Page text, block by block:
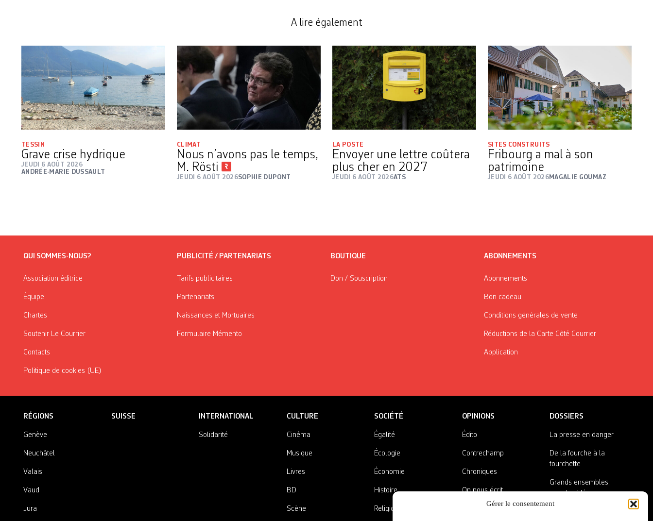
Gérer le consentement
A lire également
TESSIN
Grave crise hydrique
JEUDI 6 AOÛT 2026
ANDRÉE-MARIE DUSSAULT
CLIMAT
Nous n’avons pas le temps,
M. Rösti
JEUDI 6 AOÛT 2026SOPHIE DUPONT
LA POSTE
Envoyer une lettre coûtera
plus cher en 2027
JEUDI 6 AOÛT 2026ATS
SITES CONSTRUITS
Fribourg a mal à son
patrimoine
JEUDI 6 AOÛT 2026MAGALIE GOUMAZ
QUI SOMMES-NOUS?
Association éditrice
Équipe
Chartes
Soutenir Le Courrier
Contacts
Politique de cookies (UE)
PUBLICITÉ / PARTENARIATS
Tarifs publicitaires
Partenariats
Naissances et Mortuaires
Formulaire Mémento
BOUTIQUE
Don / Souscription
ABONNEMENTS
Abonnements
Bon cadeau
Conditions générales de vente
Réductions de la Carte Côté Courrier
Application
RÉGIONS
Genève
Neuchâtel
Valais
Vaud
Jura
SUISSE INTERNATIONAL
Solidarité
CULTURE
Cinéma
Musique
Livres
BD
Scène
SOCIÉTÉ
Égalité
Écologie
Économie
Histoire
Religions
OPINIONS
Édito
Contrechamp
Chroniques
On nous écrit
DOSSIERS
La presse en danger
De la fourche à la
fourchette
Grands ensembles,
grandes idées